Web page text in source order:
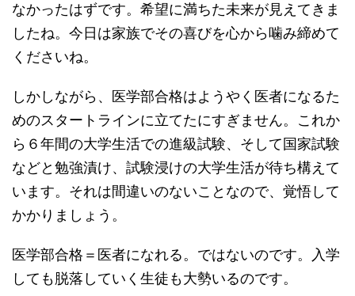
なかったはずです。希望に満ちた未来が見えてきま
したね。今日は家族でその喜びを心から噛み締めて
くださいね。
しかしながら、医学部合格はようやく医者になるた
めのスタートラインに立てたにすぎません。これか
ら６年間の大学生活での進級試験、そして国家試験
などと勉強漬け、試験浸けの大学生活が待ち構えて
います。それは間違いのないことなので、覚悟して
かかりましょう。
医学部合格＝医者になれる。ではないのです。入学
しても脱落していく生徒も大勢いるのです。